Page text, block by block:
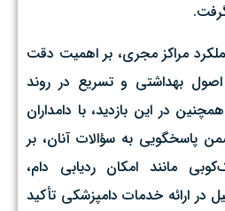
مراکز مجری، بر اهمیت دقت
بهداشتی و تسریع در روند
در این بازدید، با دامداران
پاسخگویی به سؤالات آنان، بر
مانند امکان ردیابی دام،
در ارائه خدمات دامپزشکی تأکید